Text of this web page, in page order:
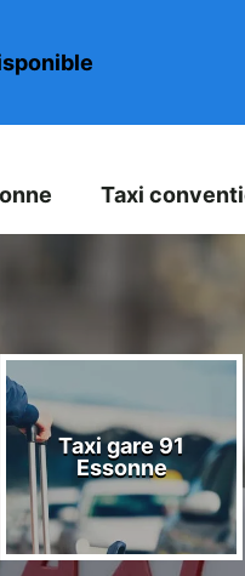
Taxi
Taxi gare 91
Essonne